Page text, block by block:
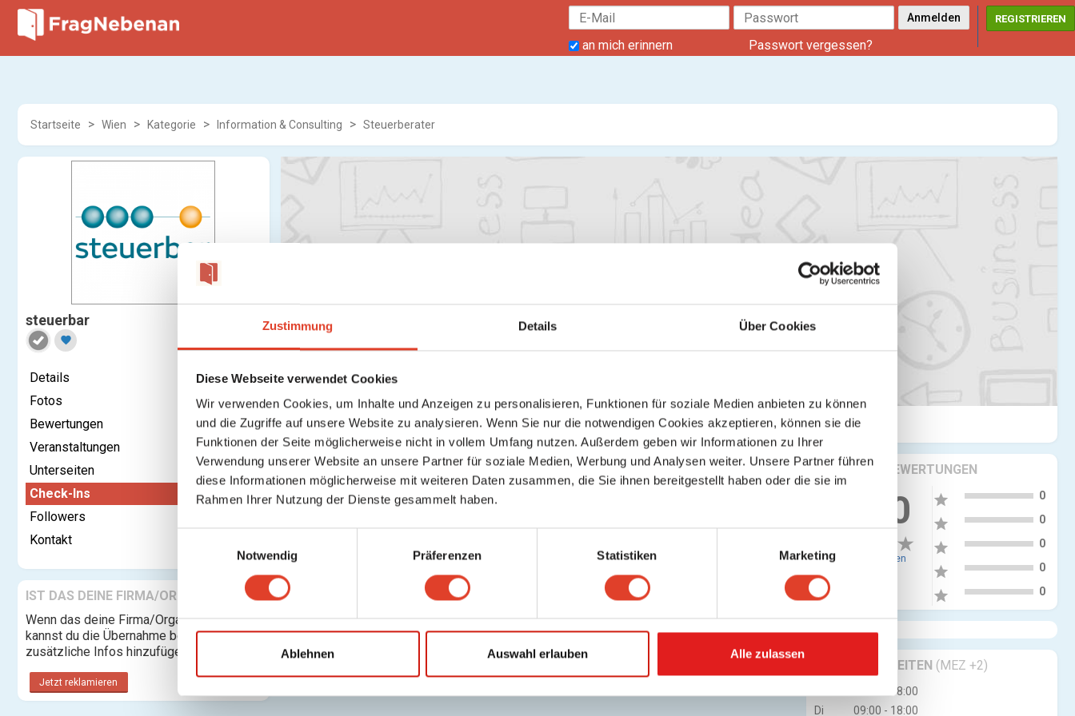
Zustimmung Details Über Cookies
Diese Webseite verwendet Cookies
Wir verwenden Cookies, um Inhalte und Anzeigen zu personalisieren, Funktionen für soziale Medien anbieten zu können
und die Zugriffe auf unsere Website zu analysieren. Wenn Sie nur die notwendigen Cookies akzeptieren, können sie die
Funktionen der Seite möglicherweise nicht in vollem Umfang nutzen. Außerdem geben wir Informationen zu Ihrer
Verwendung unserer Website an unsere Partner für soziale Medien, Werbung und Analysen weiter. Unsere Partner führen
diese Informationen möglicherweise mit weiteren Daten zusammen, die Sie ihnen bereitgestellt haben oder die sie im
Rahmen Ihrer Nutzung der Dienste gesammelt haben.
l
l
g
Notwendig Präferenzen Statistiken Marketing
Ablehnen Auswahl erlauben Alle zulassen
an mich erinnern Passwort vergessen?
REGISTRIEREN
Startseite Wien Kategorie Information & Consulting Steuerberater
steuerbar
favorite
Details
Fotos
Bewertungen
Veranstaltungen
Unterseiten
Check-Ins
Followers
Kontakt
IST DAS DEINE FIRMA/ORGANISATION?
Wenn das deine Firma/Organisation ist,
kannst du die Übernahme beantragen und
zusätzliche Infos hinzufügen.
Jetzt reklamieren
Kontaktieren
KRITIKEN & BEWERTUNGEN
0.00
0 Bewertungen
star 0
star 0
star 0
star 0
star 0
GESCHÄFTSZEITEN (MEZ +2)
09:00 - 18:00
Di
09:00 - 18:00
Check-Ins